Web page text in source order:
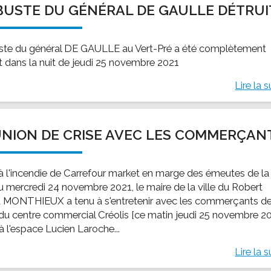
EMPLOI
Offres d'emploi
SOCIAL-SOLIDARITÉ
Le Centre Communal d'Action Social
Cohésion Sociale
Epicerie sociale et solidaire "Rayon de Soleil"
Bornes de collecte de l'ACISE
locale
et le lycée
local des jeunes
famille
maternelles
LE SERVICE CULTUREL
Guide des
DU GÉNÉRAL DE GAULLE
du général DE GAULLE au Vert-Pré a été complètement
dans la nuit de jeudi 25 novembre 2021
Lire la
DE CRISE AVEC LES
l'incendie de Carrefour market en marge des émeutes de la
mercredi 24 novembre 2021, le maire de la ville du Robert
MONTHIEUX a tenu à s'entretenir avec les commerçants
centre commercial Créolis [ce matin jeudi 25 novembre
l'espace Lucien Laroche...
Lire la